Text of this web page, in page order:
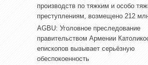
производств по тяжким и особо
преступлениям, возмещено 212
АGBU: Уголовное преследование
правительством Армении
епископов вызывает серьёзную
обеспокоенность